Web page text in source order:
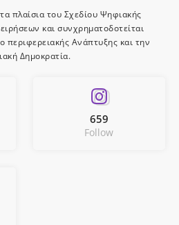
πλαίσια του Σχεδίου Ψηφιακής
και συνχρηματοδοτείται
περιφερειακής Ανάπτυξης και την
Δημοκρατία.
659
Follow